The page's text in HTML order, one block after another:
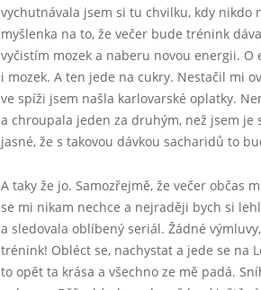
vychutnávala jsem si tu chvilku, kdy nikdo
myšlenka na to, že večer bude trénink
vyčistím mozek a naberu novou energii. O
i mozek. A ten jede na cukry. Nestačil mi
ve spíži jsem našla karlovarské oplatky.
a chroupala jeden za druhým, než jsem je
jasné, že s takovou dávkou sacharidů to
A taky že jo. Samozřejmě, že večer občas
se mi nikam nechce a nejraději bych si
a sledovala oblíbený seriál. Žádné
trénink! Obléct se, nachystat a jede se na
to opět ta krása a všechno ze mě padá.